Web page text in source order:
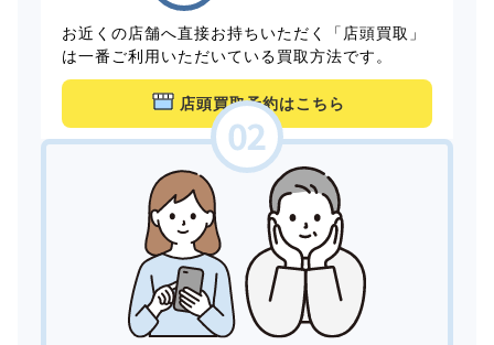
お近くの店舗へ直接お持ちいただく「店頭買取」
は一番ご利用いただいている買取方法です。
店頭買取予約はこちら